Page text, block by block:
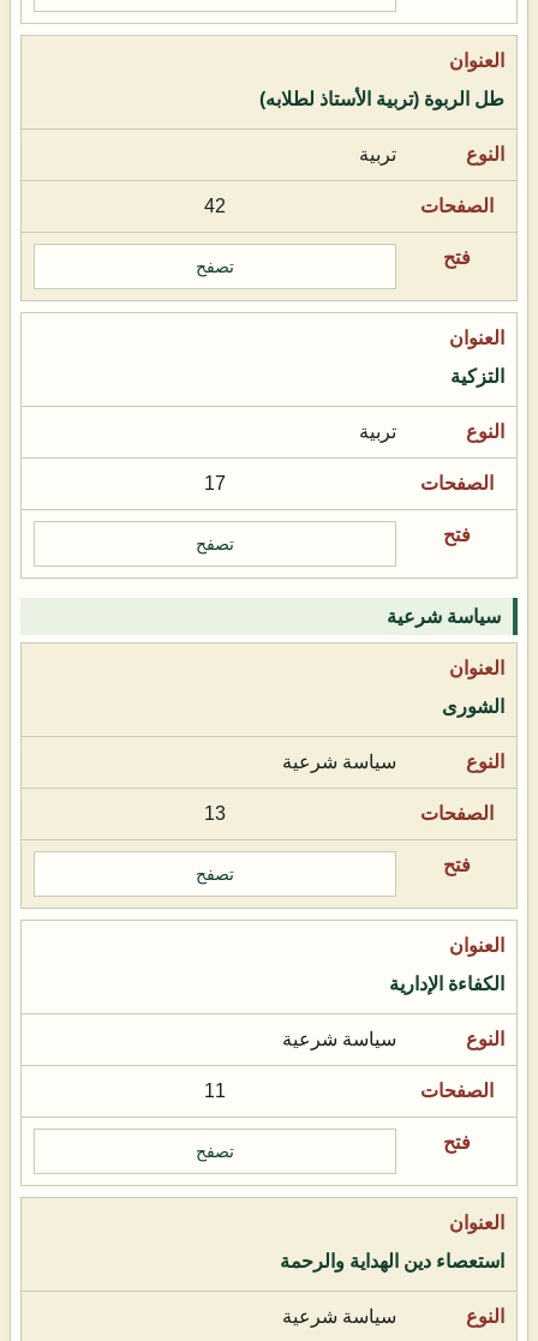
طل الربوة (تربية الأستاذ لطلابه)
تربية
42
تصفح
التزكية
تربية
17
تصفح
سياسة شرعية
الشورى
سياسة شرعية
13
تصفح
الكفاءة الإدارية
سياسة شرعية
11
تصفح
استعصاء دين الهداية والرحمة
سياسة شرعية